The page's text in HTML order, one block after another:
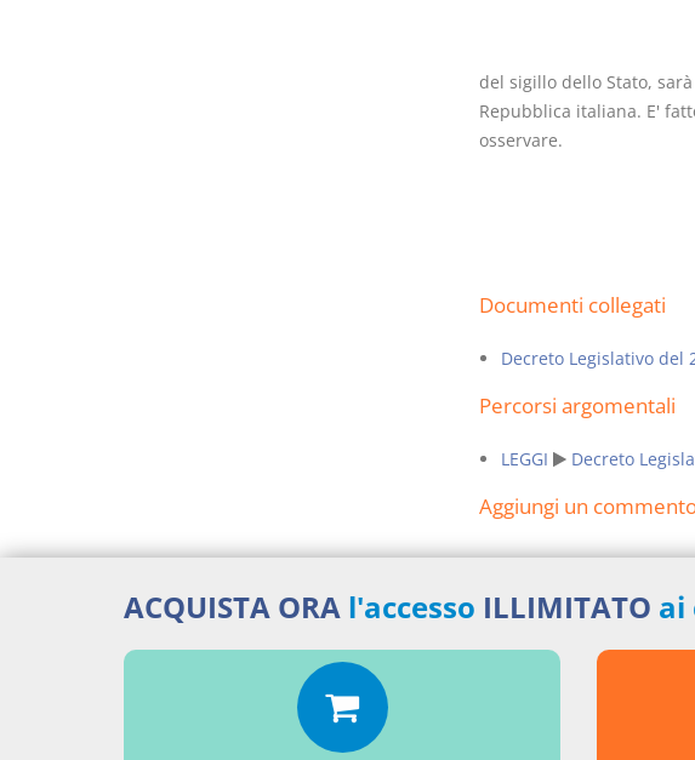
del sigillo dello Stato,
Repubblica italiana. E'
osservare.
Documenti collegati
Decreto Legislativo del
Percorsi argomentali
LEGGI Decreto
Aggiungi un
ACQUISTA ORA l'accesso ILLIMITATO ai